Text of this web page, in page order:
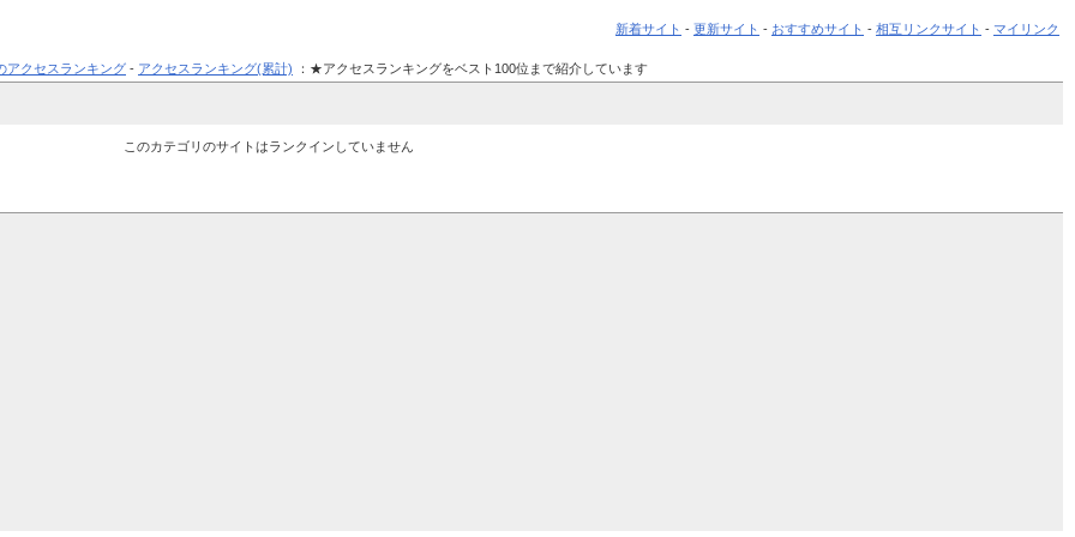
新着サイト - 更新サイト - おすすめサイト - 相互リンクサイト - マイリンク
アクセスランキング - アクセスランキング(累計) ：★アクセスランキングをベスト100位まで紹介しています
このカテゴリのサイトはランクインしていません